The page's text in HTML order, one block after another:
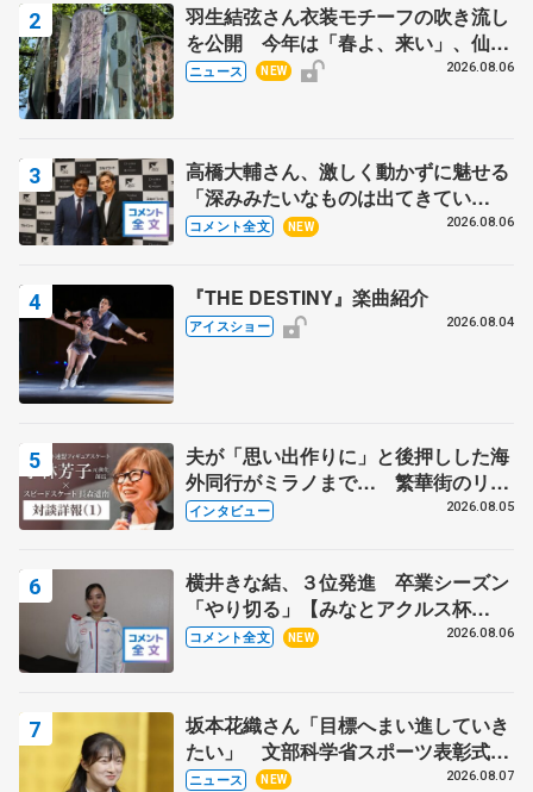
羽生結弦さん衣装モチーフの吹き流し
を公開 今年は「春よ、来い」、仙台
の瑞鳳殿
ニュース NEW 2026.08.06
高橋大輔さん、激しく動かずに魅せる
「深みみたいなものは出てきてい
る？」 〝兄さん〟と慕うレジェンド
コメント全文 NEW 2026.08.06
『THE DESTINY』楽曲紹介
アイスショー 2026.08.04
夫が「思い出作りに」と後押しした海
外同行がミラノまで… 繁華街のリン
クでは不良のお兄さんも味方に 小林
インタビュー 2026.08.05
横井きな結、３位発進 卒業シーズン
「やり切る」【みなとアクルス杯
SP】
コメント全文 NEW 2026.08.06
坂本花織さん「目標へまい進していき
たい」 文部科学省スポーツ表彰式で
代表謝辞
ニュース NEW 2026.08.07